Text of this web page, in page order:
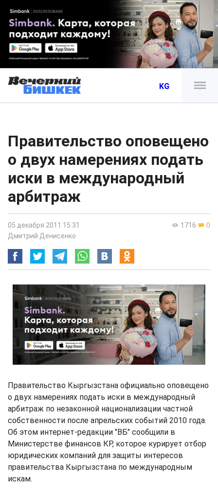
KG
Правительство оповещено
о двух намерениях подать
иски в международный
арбитраж
1716 0
05 декабря 2011 15:31
Дмитрий Денисенко
Правительство Кыргызстана официально оповещено
о двух намерениях подать иски в международный
арбитраж по незаконной национализации частной
собственности после апрельских событий 2010 года.
Об этом интернет-редакции "ВБ" сообщили в
Министерстве финансов КР, которое курирует отбор
юридических компаний для защиты интересов
правительства Кыргызстана по международным
искам.